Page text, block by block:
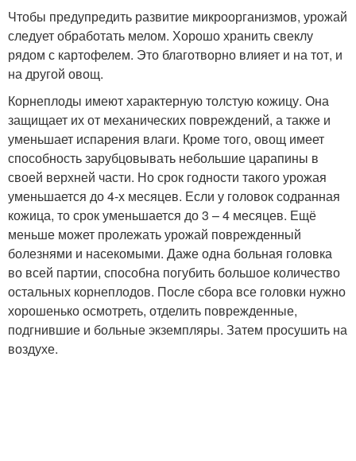
Чтобы предупредить развитие микроорганизмов, урожай
следует обработать мелом. Хорошо хранить свеклу
рядом с картофелем. Это благотворно влияет и на тот, и
на другой овощ.
Корнеплоды имеют характерную толстую кожицу. Она
защищает их от механических повреждений, а также и
уменьшает испарения влаги. Кроме того, овощ имеет
способность зарубцовывать небольшие царапины в
своей верхней части. Но срок годности такого урожая
уменьшается до 4-х месяцев. Если у головок содранная
кожица, то срок уменьшается до 3 – 4 месяцев. Ещё
меньше может пролежать урожай поврежденный
болезнями и насекомыми. Даже одна больная головка
во всей партии, способна погубить большое количество
остальных корнеплодов. После сбора все головки нужно
хорошенько осмотреть, отделить поврежденные,
подгнившие и больные экземпляры. Затем просушить на
воздухе.